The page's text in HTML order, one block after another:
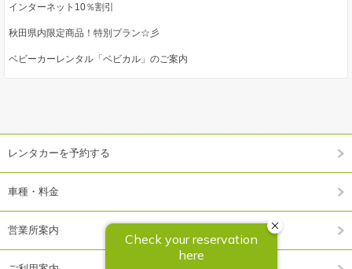
インターネット10％割引
秋田県内限定商品！特別プラン☆彡
ベビーカーレンタル「ベビカル」のご案内
レンタカーを予約する
車種・料金
営業所案内